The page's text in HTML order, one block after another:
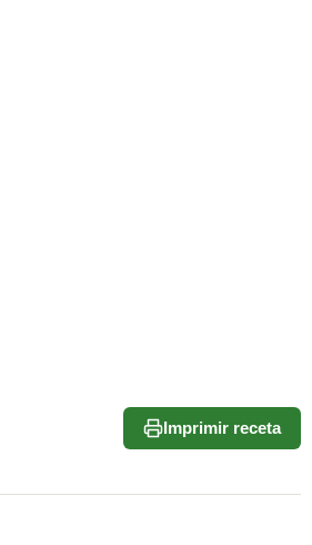
Imprimir receta